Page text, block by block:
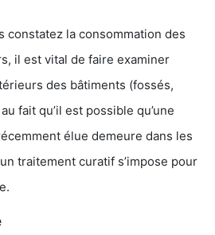
constatez la consommation des
il est vital de faire examiner
des bâtiments (fossés,
fait qu’il est possible qu’une
élue demeure dans les
traitement curatif s’impose pour